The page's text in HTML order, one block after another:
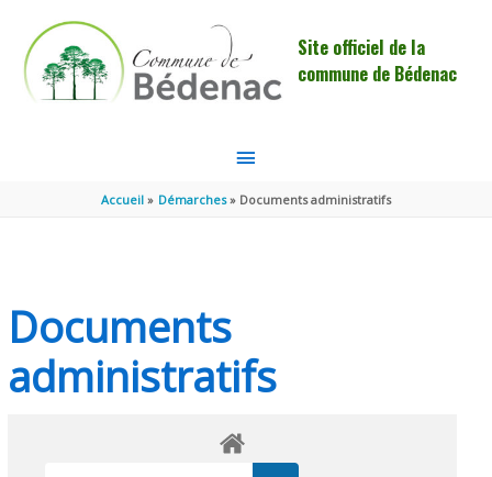
Site officiel de la
commune de Bédenac
MENU
PRINCIPAL
Accueil Démarches Documents administratifs
Documents
administratifs